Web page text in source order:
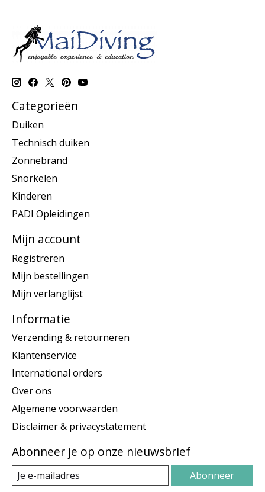
Categorieën
Duiken
Technisch duiken
Zonnebrand
Snorkelen
Kinderen
PADI Opleidingen
Mijn account
Registreren
Mijn bestellingen
Mijn verlanglijst
Informatie
Verzending & retourneren
Klantenservice
International orders
Over ons
Algemene voorwaarden
Disclaimer & privacystatement
Abonneer je op onze nieuwsbrief
Abonneer